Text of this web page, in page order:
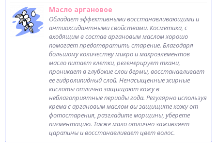
Масло аргановое
Обладает эффективными восстанавливающими и
антиоксидантными свойствами. Косметика, с
входящим в состав аргановым маслом хорошо
помогает предотвратить старение. Благодаря
большому количеству микро и макроэлементов
масло питает клетки, регенерирует ткани,
проникает в глубокие слои дермы, восстанавливает
ее гидролипидный слой. Ненасыщенные жирные
кислоты отлично защищают кожу в
неблагоприятные периоды года. Регулярно используя
крема с аргановым маслом вы защищите кожу от
фотостарения, разгладите морщины, уберете
пигментацию. Также мало отлично заживляет
царапины и восстанавливает цвет волос.